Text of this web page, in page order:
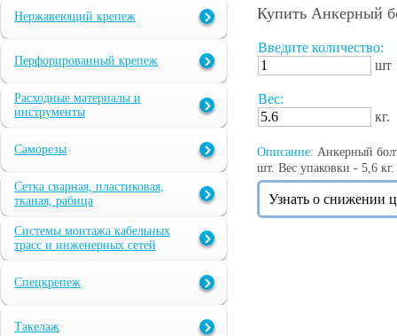
Нержавеющий крепеж
Перфорированный крепеж
Расходные материалы и
инструменты
Саморезы
Сетка сварная, пластиковая,
тканая, рабица
Системы монтажа кабельных
трасс и инженерных сетей
Спецкрепеж
Такелаж
Купить Анкерный
Введите количество:
шт
Вес:
кг.
Описание: Анкерный
шт. Вес упаковки - 5,6 кг.
Узнать о снижении